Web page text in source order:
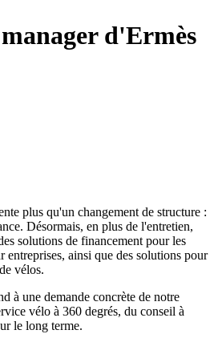
d'Ermès
plus qu'un changement de structure :
Désormais, en plus de l'entretien,
solutions de financement pour les
entreprises, ainsi que des solutions pour
vélos.
à une demande concrète de notre
vélo à 360 degrés, du conseil à
le long terme.